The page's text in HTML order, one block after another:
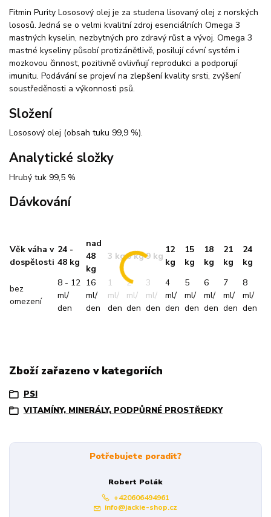
Fitmin Purity Lososový olej je za studena lisovaný olej z norských
lososů. Jedná se o velmi kvalitní zdroj esenciálních Omega 3
mastných kyselin, nezbytných pro zdravý růst a vývoj. Omega 3
mastné kyseliny působí protizánětlivě, posilují cévní systém i
mozkovou činnost, pozitivně ovlivňují reprodukci a podporují
imunitu. Podávání se projeví na zlepšení kvality srsti, zvýšení
soustředěnosti a výkonnosti psů.
Složení
Lososový olej (obsah tuku 99,9 %).
Analytické složky
Hrubý tuk 99,5 %
Dávkování
Věk váha v
dospělosti
24 -
48 kg
nad
48
kg
3 kg6 kg9 kg
12
kg
15
kg
18
kg
21
kg
24
kg
bez
omezení
8 - 12
ml/
den
16
ml/
den
1
ml/
den
2
ml/
den
3
ml/
den
4
ml/
den
5
ml/
den
6
ml/
den
7
ml/
den
8
ml/
den
Zboží zařazeno v kategoriích
PSI
VITAMÍNY, MINERÁLY, PODPŮRNÉ PROSTŘEDKY
Potřebujete poradit?
Robert Polák
+420606494961
info@jackie-shop.cz